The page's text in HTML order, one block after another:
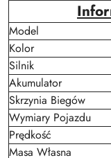
Model
Kolor
Silnik
Akumulator
Skrzynia Biegów
Wymiary Pojazdu
Prędkość
Masa Własna